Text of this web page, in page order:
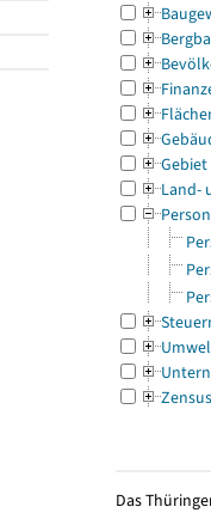
Gebiet
Land-
Zensus
Das